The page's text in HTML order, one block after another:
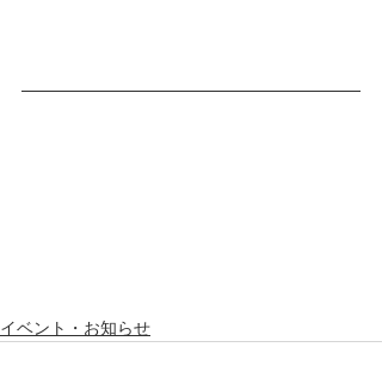
イベント・お知らせ